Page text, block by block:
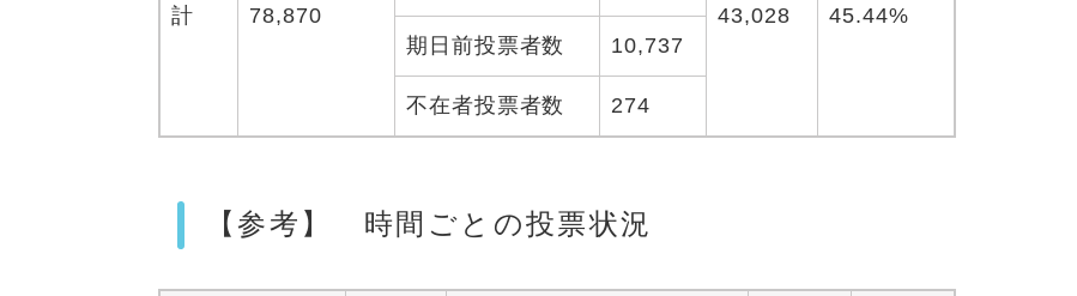
計 78,870 43,028 45.44%
期日前投票者数 10,737
不在者投票者数 274
【参考】 時間ごとの投票状況